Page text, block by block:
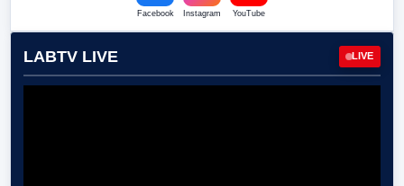
Facebook Instagram YouTube
LABTV LIVE LIVE